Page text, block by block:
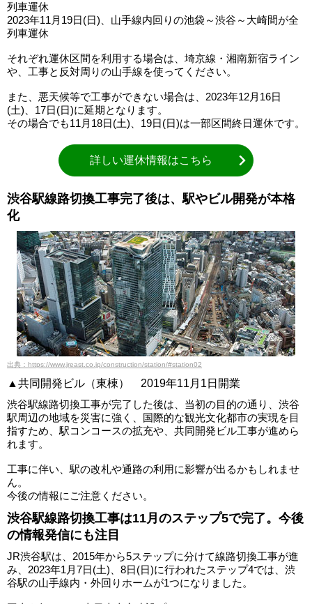
列車運休
2023年11月19日(日)、山手線内回りの池袋～渋谷～大崎間が全
列車運休
それぞれ運休区間を利用する場合は、埼京線・湘南新宿ライン
や、工事と反対周りの山手線を使ってください。
また、悪天候等で工事ができない場合は、2023年12月16日
(土)、17日(日)に延期となります。
その場合でも11月18日(土)、19日(日)は一部区間終日運休です。
詳しい運休情報はこちら
渋谷駅線路切換工事完了後は、駅やビル開発が本格
化
出典：https://www.jreast.co.jp/construction/station/#station02
▲共同開発ビル（東棟） 2019年11月1日開業
渋谷駅線路切換工事が完了した後は、当初の目的の通り、渋谷
駅周辺の地域を災害に強く、国際的な観光文化都市の実現を目
指すため、駅コンコースの拡充や、共同開発ビル工事が進めら
れます。
工事に伴い、駅の改札や通路の利用に影響が出るかもしれませ
ん。
今後の情報にご注意ください。
渋谷駅線路切換工事は11月のステップ5で完了。今後
の情報発信にも注目
JR渋谷駅は、2015年から5ステップに分けて線路切換工事が進
み、2023年1月7日(土)、8日(日)に行われたステップ4では、渋
谷駅の山手線内・外回りホームが1つになりました。